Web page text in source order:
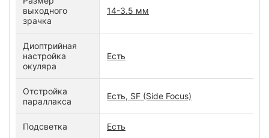
выходного
зрачка
14-3.5 мм
Диоптрийная
настройка
окуляра
Есть
Отстройка
параллакса
Есть, SF (Side Focus)
Подсветка Есть